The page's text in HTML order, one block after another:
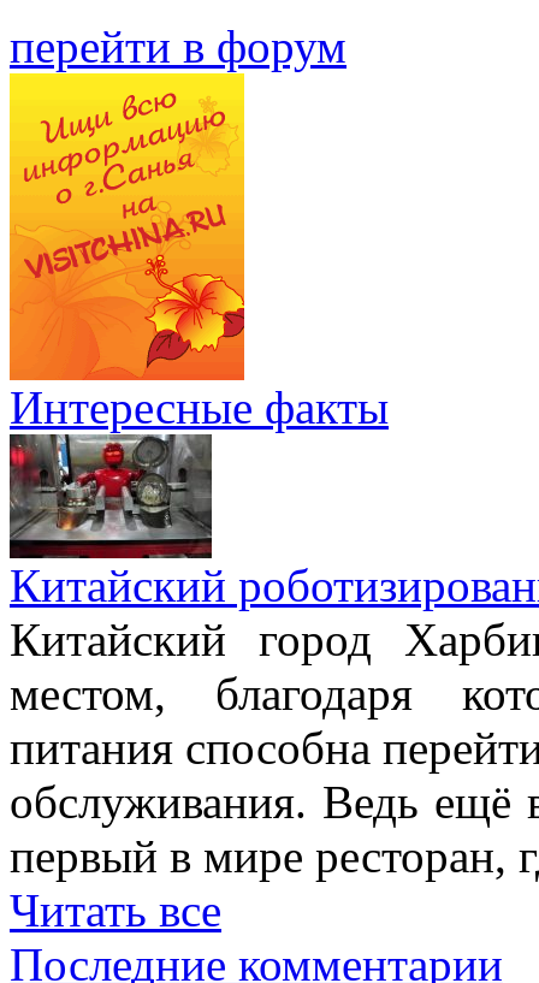
перейти в форум
Интересные факты
Китайский
Китайский город
местом, благодаря
питания способна
обслуживания. Ведь ещё
первый в мире ресторан,
Читать все
Последние комментарии